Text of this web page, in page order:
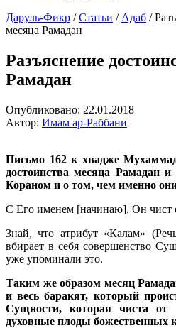
Даруль-Фикр /Статьи / Адаб /
месяца Рамадан
Разъяснение
Рамадан
Опубликовано: 22.01.2018
Автор: Имам ар-Раббани
Письмо 162 к хвадже
достоинства месяца Рамадан
Кораном и о том, чем именно
С Его именем [начинаю], Он чист
Знай, что атрибут «Калам»
вбирает в себя совершенство
уже упоминали это.
Таким же образом месяц
и весь баракят, который
Сущности, которая чиста от
духовные плоды божественных